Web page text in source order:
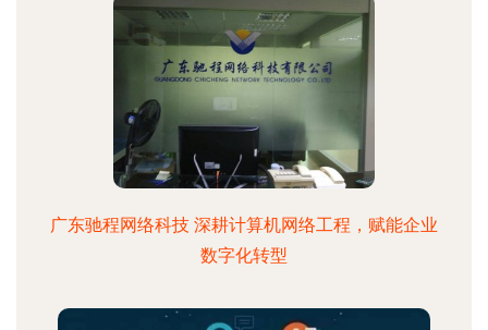
广东驰程网络科技 深耕计算机网络工程，赋能企业
数字化转型